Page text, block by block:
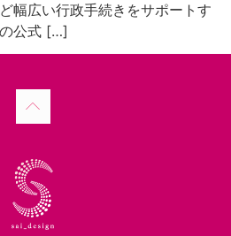
幅広い行政手続きをサポートす
公式 […]